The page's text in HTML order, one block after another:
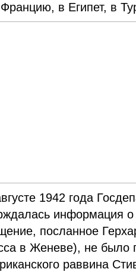
в Египет, в
1942 года
информация о
посланное
в Женеве), не
раввина